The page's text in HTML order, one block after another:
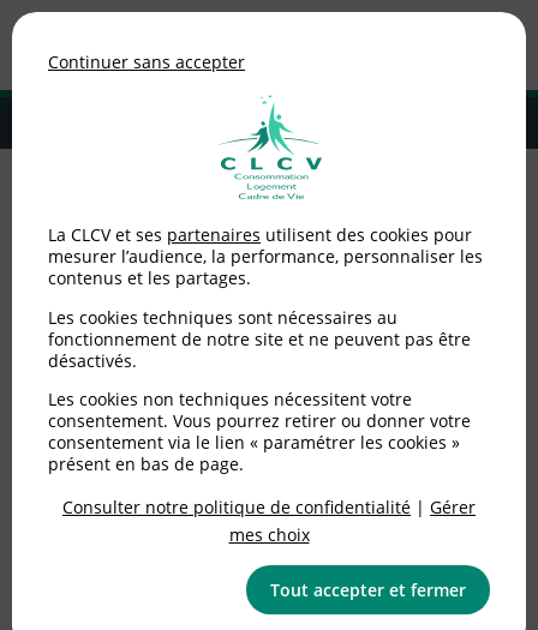
MENU
Adhérer à la CLCV
quelles sont les incidences sur le mandat du syndic ?
Covid-19 et copropriété :
quelles sont les
incidences sur le mandat
du syndic ?
Publié le03/04/2020(mis à jour le20/05/2020)
Continuer sans accepter
La CLCV et ses partenaires utilisent des cookies pour
mesurer l’audience, la performance, personnaliser les
contenus et les partages.
Les cookies techniques sont nécessaires au
fonctionnement de notre site et ne peuvent pas être
désactivés.
Les cookies non techniques nécessitent votre
consentement. Vous pourrez retirer ou donner votre
consentement via le lien « paramétrer les cookies »
présent en bas de page.
Consulter notre politique de confidentialité | Gérer
mes choix
Tout accepter et fermer